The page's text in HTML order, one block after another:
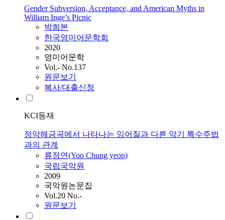
Gender Subversion, Acceptance, and American Myths in
William Inge’s Picnic
박희본
한국영미어문학회
2020
영미어문학
Vol.- No.137
원문보기
복사/대출신청
KCI등재
정악해금곡에서 나타나는 잉어질과 다른 악기 특수주법
과의 관계
류정연(Yoo Chung yeon)
국립국악원
2009
국악원논문집
Vol.20 No.-
원문보기